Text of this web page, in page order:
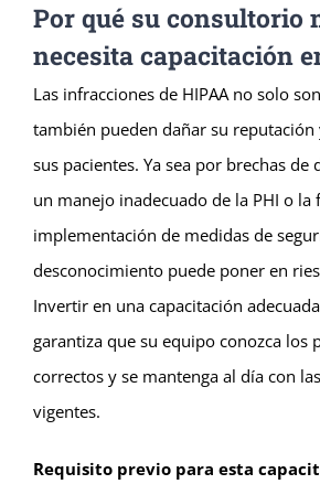
Por qué su consultorio
necesita capacitación
Las infracciones de HIPAA no solo
también pueden dañar su reputación
sus pacientes. Ya sea por brechas de
un manejo inadecuado de la PHI o la
implementación de medidas de
desconocimiento puede poner en
Invertir en una capacitación
garantiza que su equipo conozca los
correctos y se mantenga al día con
vigentes.
Requisito previo para esta